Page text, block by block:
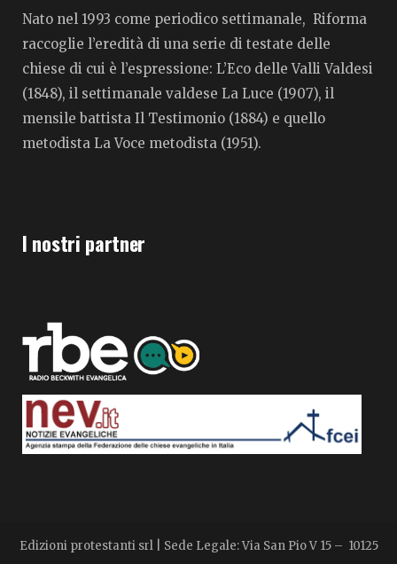
Nato nel 1993 come periodico settimanale, Riforma
raccoglie l’eredità di una serie di testate delle
chiese di cui è l’espressione: L’Eco delle Valli Valdesi
(1848), il settimanale valdese La Luce (1907), il
mensile battista Il Testimonio (1884) e quello
metodista La Voce metodista (1951).
I nostri partner
Edizioni protestanti srl | Sede Legale: Via San Pio V 15 – 10125